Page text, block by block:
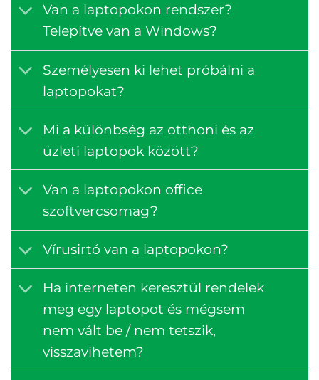
Van a laptopokon rendszer?
Telepítve van a Windows?
Személyesen ki lehet próbálni a
laptopokat?
Mi a különbség az otthoni és az
üzleti laptopok között?
Van a laptopokon office
szoftvercsomag?
Vírusirtó van a laptopokon?
Ha interneten keresztül rendelek
meg egy laptopot és mégsem
nem vált be / nem tetszik,
visszavihetem?